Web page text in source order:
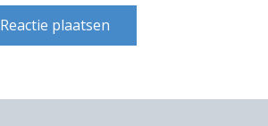
Reactie plaatsen